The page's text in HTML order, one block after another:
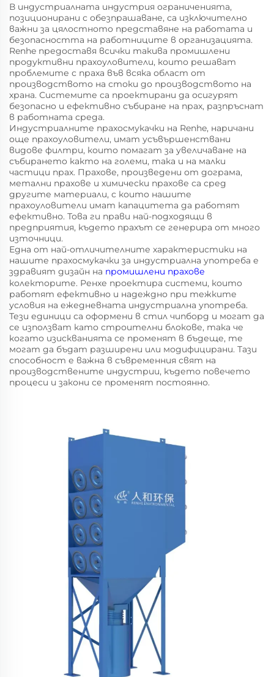
В индустриалната индустрия ограниченията,
позиционирани с обезпрашаване, са изключително
важни за цялостното представяне на работата и
безопасността на работниците в организацията.
Renhe предоставя всички такива промишлени
продуктивни прахоуловители, които решават
проблемите с праха във всяка област от
производството на стоки до производството на
храна. Системите са проектирани да осигурят
безопасно и ефективно събиране на прах, разпръснат
в работната среда.
Индустриалните прахосмукачки на Renhe, наричани
още прахоуловители, имат усъвършенствани
видове филтри, които помагат за увеличаване на
събирането както на големи, така и на малки
частици прах. Прахове, произведени от дограма,
метални прахове и химически прахове са сред
другите материали, с които нашите
прахоуловители имат капацитета да работят
ефективно. Това ги прави най-подходящи в
предприятия, където прахът се генерира от много
източници.
Една от най-отличителните характеристики на
нашите прахосмукачки за индустриална употреба е
здравият дизайн на промишлени прахове
колекторите. Ренхе проектира системи, които
работят ефективно и надеждно при тежките
условия на ежедневната индустриална употреба.
Тези единици са оформени в стил чипборд и могат да
се използват като строителни блокове, така че
когато изискванията се променят в бъдеще, те
могат да бъдат разширени или модифицирани. Тази
способност е важна в съвременния свят на
производствените индустрии, където повечето
процеси и закони се променят постоянно.